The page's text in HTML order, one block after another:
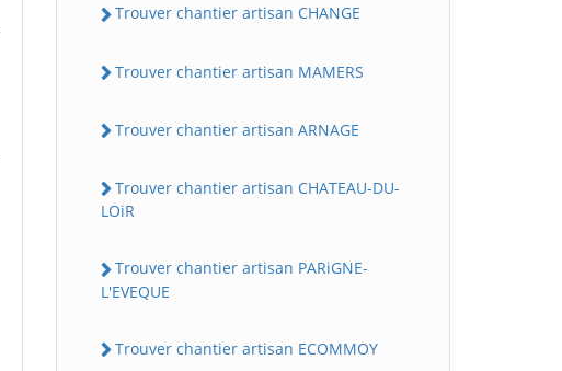
Trouver chantier artisan CHANGE
Trouver chantier artisan MAMERS
Trouver chantier artisan ARNAGE
Trouver chantier artisan CHATEAU-DU-
LOiR
Trouver chantier artisan PARiGNE-
L'EVEQUE
Trouver chantier artisan ECOMMOY